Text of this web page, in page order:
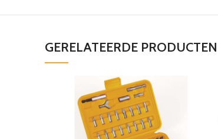
GERELATEERDE PRODUCTEN